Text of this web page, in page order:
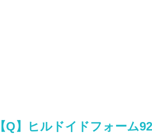
【Q】ヒルドイドフォーム